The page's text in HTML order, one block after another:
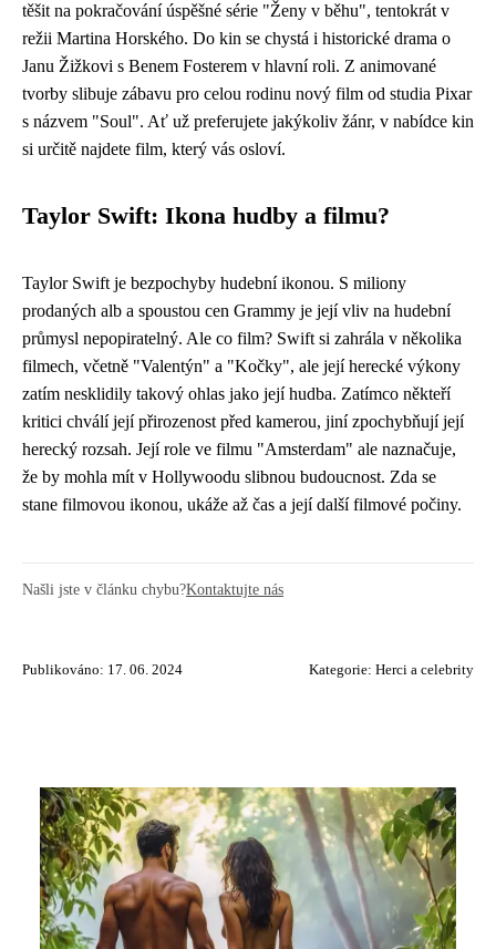
těšit na pokračování úspěšné série "Ženy v běhu", tentokrát v
režii Martina Horského. Do kin se chystá i historické drama o
Janu Žižkovi s Benem Fosterem v hlavní roli. Z animované
tvorby slibuje zábavu pro celou rodinu nový film od studia Pixar
s názvem "Soul". Ať už preferujete jakýkoliv žánr, v nabídce kin
si určitě najdete film, který vás osloví.
Taylor Swift: Ikona hudby a filmu?
Taylor Swift je bezpochyby hudební ikonou. S miliony
prodaných alb a spoustou cen Grammy je její vliv na hudební
průmysl nepopiratelný. Ale co film? Swift si zahrála v několika
filmech, včetně "Valentýn" a "Kočky", ale její herecké výkony
zatím nesklidily takový ohlas jako její hudba. Zatímco někteří
kritici chválí její přirozenost před kamerou, jiní zpochybňují její
herecký rozsah. Její role ve filmu "Amsterdam" ale naznačuje,
že by mohla mít v Hollywoodu slibnou budoucnost. Zda se
stane filmovou ikonou, ukáže až čas a její další filmové počiny.
Našli jste v článku chybu?Kontaktujte nás
Publikováno: 17. 06. 2024 Kategorie: Herci a celebrity